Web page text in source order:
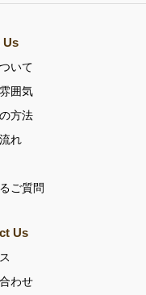
Us
いて
囲気
方法
れ
ご質問
Us
わせ